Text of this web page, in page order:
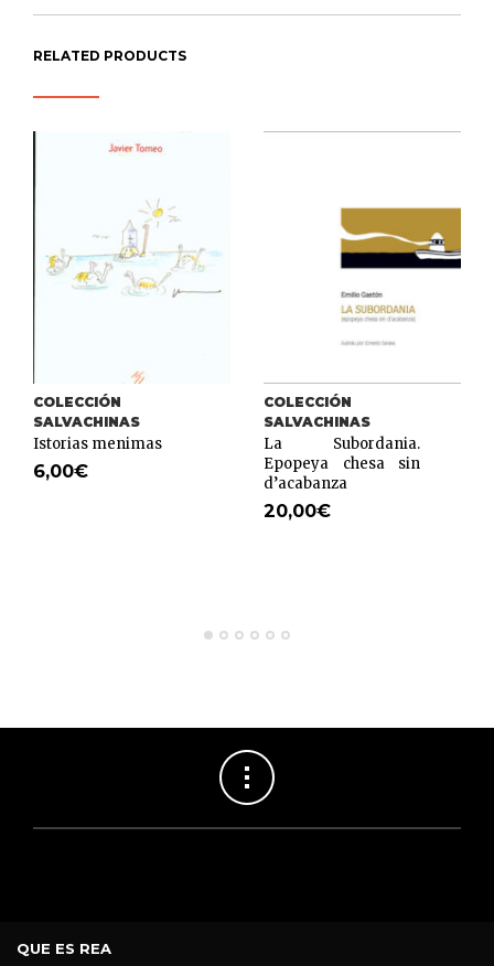
RELATED PRODUCTS
COLECCIÓN
SALVACHINAS
Istorias menimas
6,00€
COLECCIÓN
SALVACHINAS
La Subordania.
Epopeya chesa sin
d’acabanza
20,00€
QUE ES REA